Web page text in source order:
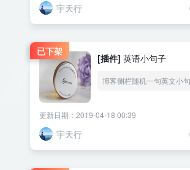
宇天行
已下架
[插件] 英语小句子
博客侧栏随机一句英文小
更新日期：2019-04-18 00:39
宇天行